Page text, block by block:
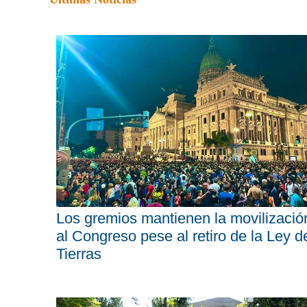
Los gremios mantienen la
al Congreso pese al retiro de la Ley
Tierras